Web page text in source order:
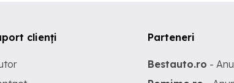
clienți Parteneri
Bestauto.ro -